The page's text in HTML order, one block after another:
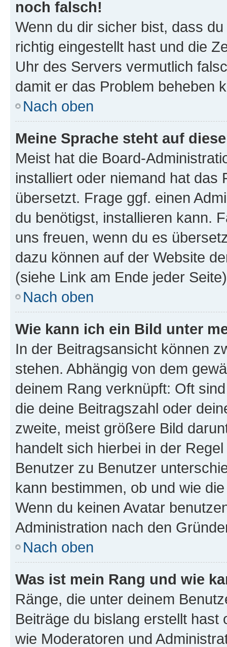
noch falsch!
Wenn du dir sicher bist, dass
richtig eingestellt hast und die
Uhr des Servers vermutlich
damit er das Problem beheben
Nach oben
Meine Sprache steht auf
Meist hat die Board-
installiert oder niemand hat das
übersetzt. Frage ggf. einen
du benötigst, installieren kann.
uns freuen, wenn du es
dazu können auf der Website
(siehe Link am Ende jeder
Nach oben
Wie kann ich ein Bild unter
In der Beitragsansicht können
stehen. Abhängig von dem
deinem Rang verknüpft: Oft
die deine Beitragszahl oder
zweite, meist größere Bild
handelt sich hierbei in der
Benutzer zu Benutzer
kann bestimmen, ob und wie
Wenn du keinen Avatar
Administration nach den
Nach oben
Was ist mein Rang und wie
Ränge, die unter deinem
Beiträge du bislang erstellt
wie Moderatoren und